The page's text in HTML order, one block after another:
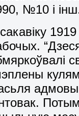
№10 і